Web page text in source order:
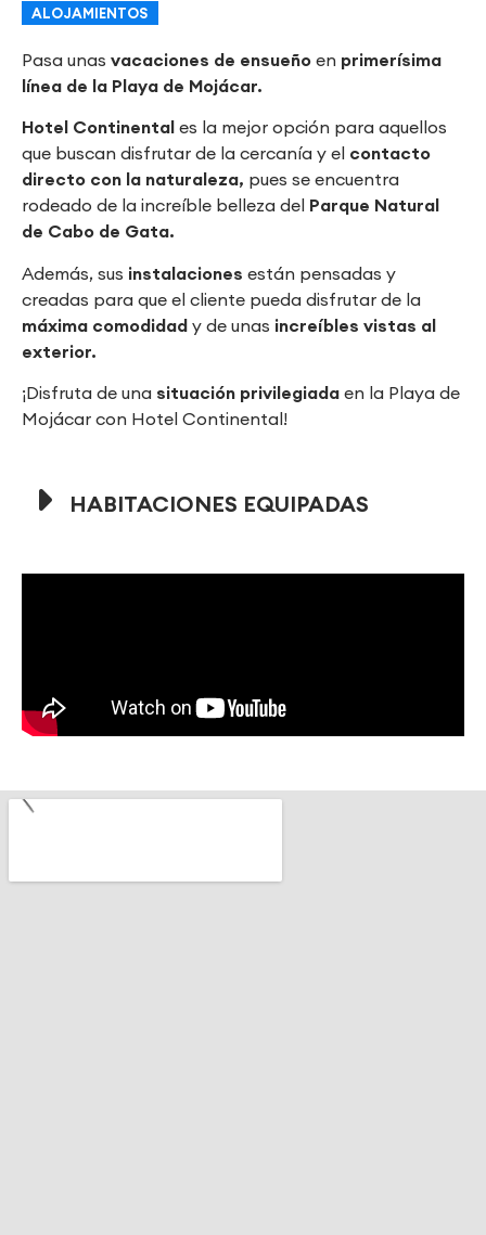
ALOJAMIENTOS
Pasa unas vacaciones de ensueño en primerísima
línea de la Playa de Mojácar.
Hotel Continental es la mejor opción para aquellos
que buscan disfrutar de la cercanía y el contacto
directo con la naturaleza, pues se encuentra
rodeado de la increíble belleza del Parque Natural
de Cabo de Gata.
Además, sus instalaciones están pensadas y
creadas para que el cliente pueda disfrutar de la
máxima comodidad y de unas increíbles vistas al
exterior.
¡Disfruta de una situación privilegiada en la Playa de
Mojácar con Hotel Continental!
HABITACIONES EQUIPADAS